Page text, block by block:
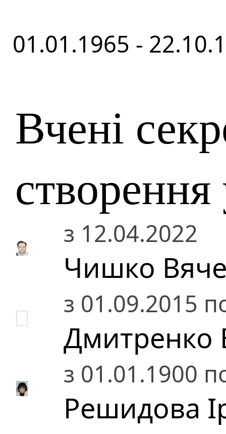
01.01.1965 -
Вчені
з 12.04.2022
Чишко
з 01.09.2015
Дмитренко
з 01.01.1900
Решидова